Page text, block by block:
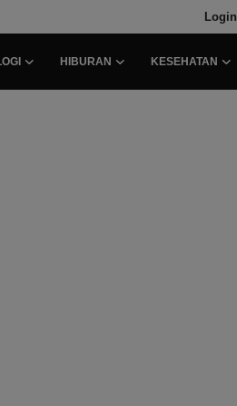
Login
HIBURAN KESEHATAN